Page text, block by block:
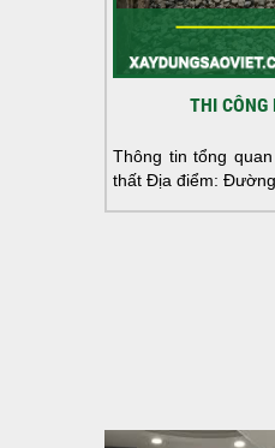
THI CÔNG
Thông tin tổng
thất Địa điểm: Đường